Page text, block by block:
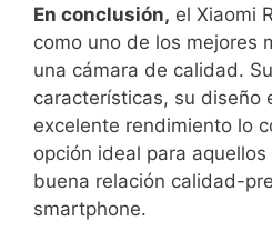
En conclusión, el ‌Xiaomi
como uno⁢ de los mejores
una cámara de ​calidad.
características, su diseño⁢
excelente rendimiento⁣ lo
opción ideal para
buena​ relación calidad-
smartphone.